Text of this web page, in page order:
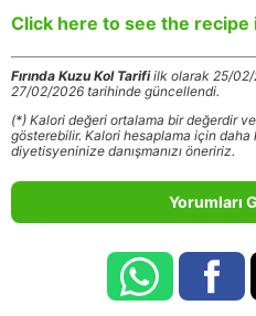
Click here to see the recipe
Fırında Kuzu Kol Tarifiilk olarak 25/02/
27/02/2026 tarihinde güncellendi.
(*) Kalori değeri ortalama bir değerdir
gösterebilir. Kalori hesaplama için
diyetisyeninize danışmanızı öneririz.
Yorumları